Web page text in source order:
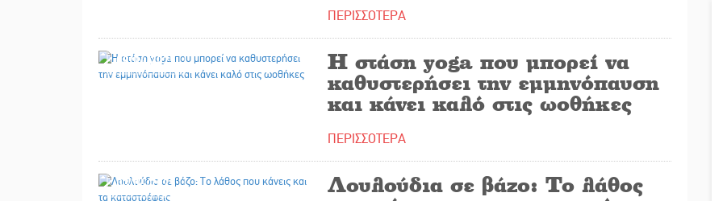
ΠΕΡΙΣΣΟΤΕΡΑ
08/04/2025
Η στάση yoga που μπορεί να
καθυστερήσει την εμμηνόπαυση
και κάνει καλό στις ωοθήκες
ΠΕΡΙΣΣΟΤΕΡΑ
03/04/2025
Λουλούδια σε βάζο: Το λάθος